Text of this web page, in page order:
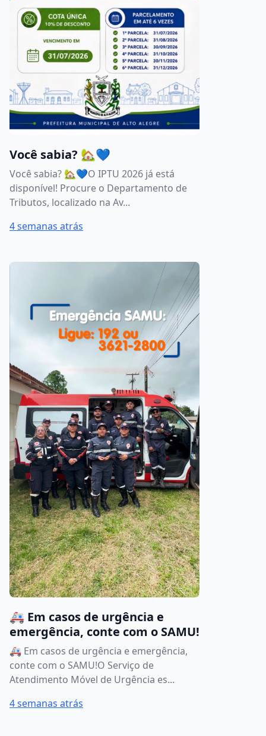
Você sabia? 🏡💙
Você sabia? 🏡💙O IPTU 2026 já está
disponível! Procure o Departamento de
Tributos, localizado na Av...
4 semanas atrás
🚑 Em casos de urgência e
emergência, conte com o SAMU!
🚑 Em casos de urgência e emergência,
conte com o SAMU!O Serviço de
Atendimento Móvel de Urgência es...
4 semanas atrás